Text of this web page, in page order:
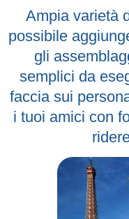
Ampia varietà
possibile
gli
semplici da
faccia sui
i tuoi amici con